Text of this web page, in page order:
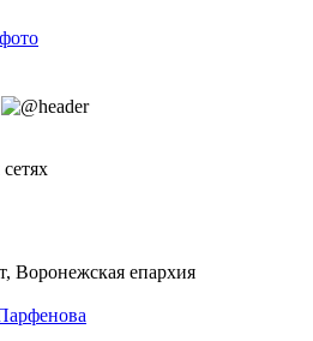
Воронежcкая епархия